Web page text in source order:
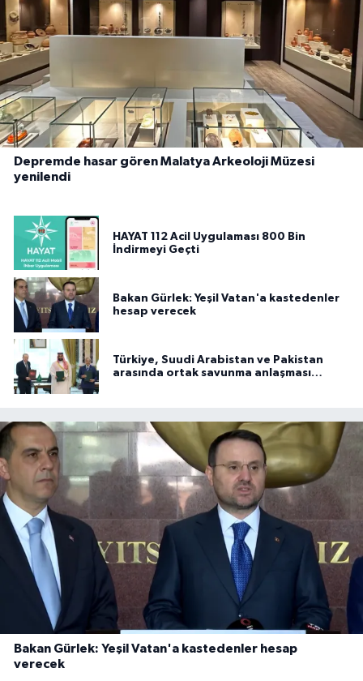
Depremde hasar gören Malatya Arkeoloji Müzesi
yenilendi
HAYAT 112 Acil Uygulaması 800 Bin
İndirmeyi Geçti
Bakan Gürlek: Yeşil Vatan'a kastedenler
hesap verecek
Türkiye, Suudi Arabistan ve Pakistan
arasında ortak savunma anlaşması
Bakan Gürlek: Yeşil Vatan'a kastedenler hesap
verecek